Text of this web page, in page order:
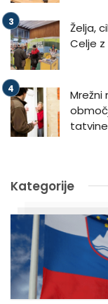
Želja,
Celje z
Mrežni
Kategorije